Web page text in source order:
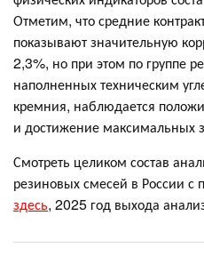
Отметим, что средние
показывают значительную
2,3%, но при этом по группе
наполненных техническим
кремния, наблюдается
и достижение максимальных
Смотреть целиком состав
резиновых смесей в России
здесь, 2025 год выхода